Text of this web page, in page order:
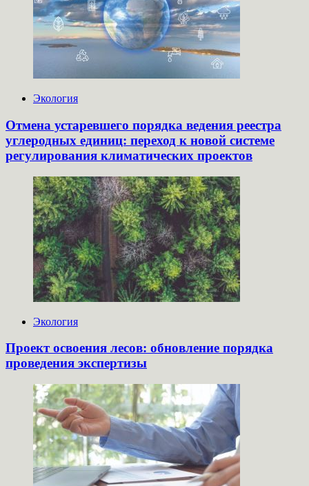
Экология
Отмена устаревшего порядка ведения реестра
углеродных единиц: переход к новой системе
регулирования климатических проектов
Экология
Проект освоения лесов: обновление порядка
проведения экспертизы